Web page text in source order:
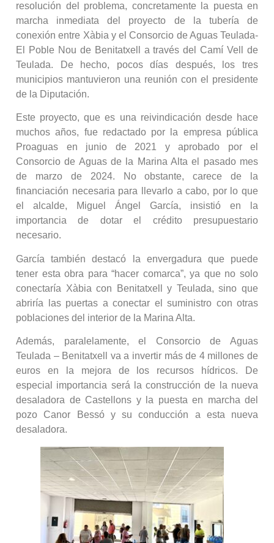
resolución del problema, concretamente la puesta en
marcha inmediata del proyecto de la tubería de
conexión entre Xàbia y el Consorcio de Aguas Teulada-
El Poble Nou de Benitatxell a través del Camí Vell de
Teulada. De hecho, pocos días después, los tres
municipios mantuvieron una reunión con el presidente
de la Diputación.
Este proyecto, que es una reivindicación desde hace
muchos años, fue redactado por la empresa pública
Proaguas en junio de 2021 y aprobado por el
Consorcio de Aguas de la Marina Alta el pasado mes
de marzo de 2024. No obstante, carece de la
financiación necesaria para llevarlo a cabo, por lo que
el alcalde, Miguel Ángel García, insistió en la
importancia de dotar el crédito presupuestario
necesario.
García también destacó la envergadura que puede
tener esta obra para “hacer comarca”, ya que no solo
conectaría Xàbia con Benitatxell y Teulada, sino que
abriría las puertas a conectar el suministro con otras
poblaciones del interior de la Marina Alta.
Además, paralelamente, el Consorcio de Aguas
Teulada – Benitatxell va a invertir más de 4 millones de
euros en la mejora de los recursos hídricos. De
especial importancia será la construcción de la nueva
desaladora de Castellons y la puesta en marcha del
pozo Canor Bessó y su conducción a esta nueva
desaladora.